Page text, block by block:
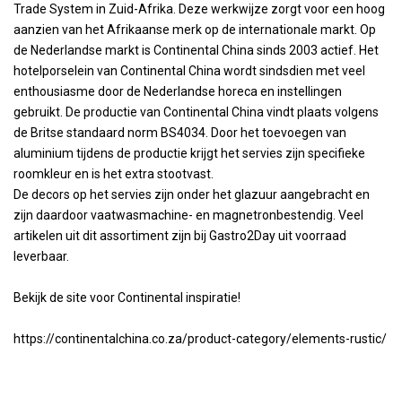
Trade System in Zuid-Afrika. Deze werkwijze zorgt voor een hoog
aanzien van het Afrikaanse merk op de internationale markt. Op
de Nederlandse markt is Continental China sinds 2003 actief. Het
hotelporselein van Continental China wordt sindsdien met veel
enthousiasme door de Nederlandse horeca en instellingen
gebruikt. De productie van Continental China vindt plaats volgens
de Britse standaard norm BS4034. Door het toevoegen van
aluminium tijdens de productie krijgt het servies zijn specifieke
roomkleur en is het extra stootvast.
De decors op het servies zijn onder het glazuur aangebracht en
zijn daardoor vaatwasmachine- en magnetronbestendig. Veel
artikelen uit dit assortiment zijn bij Gastro2Day uit voorraad
leverbaar.
Bekijk de site voor Continental inspiratie!
https://continentalchina.co.za/product-category/elements-rustic/